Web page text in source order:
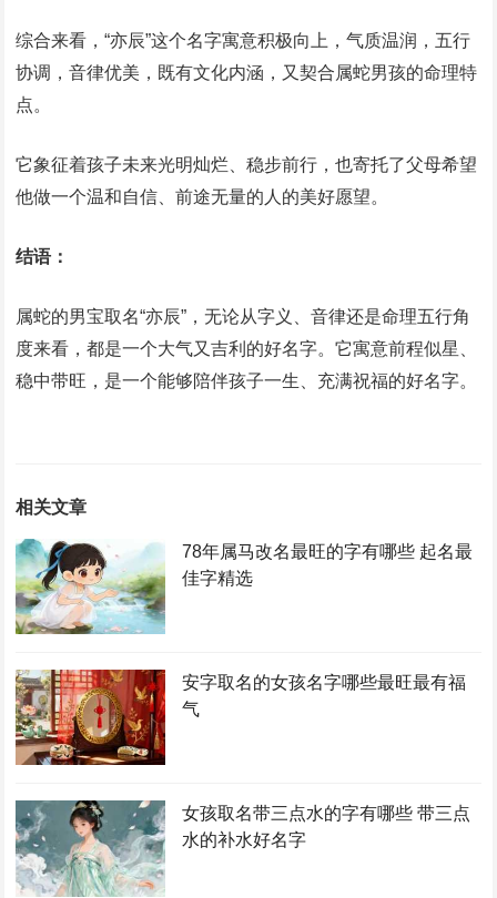
综合来看，“亦辰”这个名字寓意积极向上，气质温润，五行
协调，音律优美，既有文化内涵，又契合属蛇男孩的命理特
点。
它象征着孩子未来光明灿烂、稳步前行，也寄托了父母希望
他做一个温和自信、前途无量的人的美好愿望。
结语：
属蛇的男宝取名“亦辰”，无论从字义、音律还是命理五行角
度来看，都是一个大气又吉利的好名字。它寓意前程似星、
稳中带旺，是一个能够陪伴孩子一生、充满祝福的好名字。
相关文章
78年属马改名最旺的字有哪些 起名最
佳字精选
安字取名的女孩名字哪些最旺最有福
气
女孩取名带三点水的字有哪些 带三点
水的补水好名字